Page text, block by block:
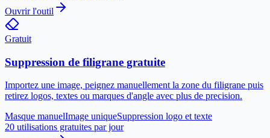
Ouvrir l'outil
Gratuit
Suppression de filigrane gratuite
Importez une image, peignez manuellement la zone du filigrane puis
retirez logos, textes ou marques d'angle avec plus de precision.
Masque manuelImage uniqueSuppression logo et texte
20 utilisations gratuites par jour